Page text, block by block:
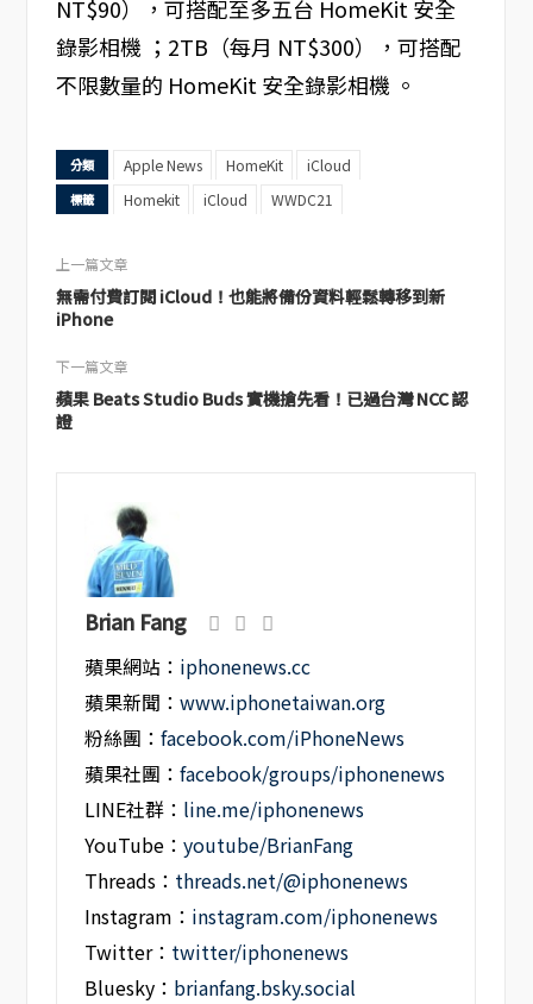
NT$90），可搭配至多五台 HomeKit 安全
錄影相機 ；2TB（每月 NT$300），可搭配
不限數量的 HomeKit 安全錄影相機 。
分類 Apple News HomeKit iCloud
標籤 Homekit iCloud WWDC21
上一篇文章
無需付費訂閱 iCloud！也能將備份資料輕鬆轉移到新
iPhone
下一篇文章
蘋果 Beats Studio Buds 實機搶先看！已過台灣 NCC 認
證
Brian Fang
蘋果網站： iphonenews.cc
蘋果新聞：www.iphonetaiwan.org
粉絲團：facebook.com/iPhoneNews
蘋果社團：facebook/groups/iphonenews
LINE社群： line.me/iphonenews
YouTube：youtube/BrianFang
Threads： threads.net/@iphonenews
Instagram： instagram.com/iphonenews
Twitter： twitter/iphonenews
Bluesky： brianfang.bsky.social